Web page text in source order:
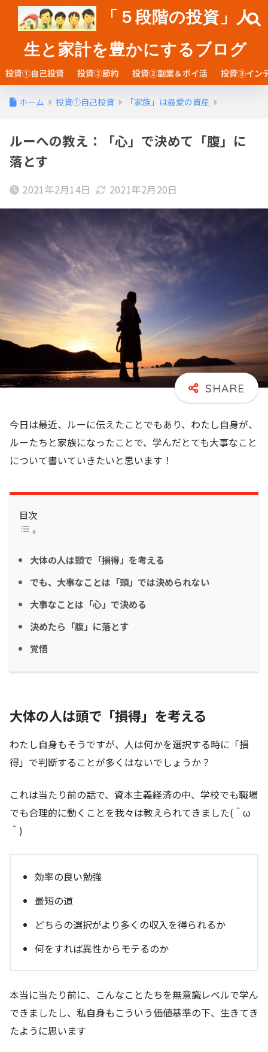
「５段階の投資」人
生と家計を豊かにするブログ
投資①自己投資 投資②節約 投資②副業＆ポイ活 投資③イン
ホーム 投資①自己投資 「家族」は最愛の資産
ルーへの教え：「心」で決めて「腹」に
落とす
2021年2月14日 2021年2月20日
今日は最近、ルーに伝えたことでもあり、わたし自身が、
ルーたちと家族になったことで、学んだとても大事なこと
について書いていきたいと思います！
目次
大体の人は頭で「損得」を考える
でも、大事なことは「頭」では決められない
大事なことは「心」で決める
決めたら「腹」に落とす
覚悟
大体の人は頭で「損得」を考える
わたし自身もそうですが、人は何かを選択する時に「損
得」で判断することが多くはないでしょうか？
これは当たり前の話で、資本主義経済の中、学校でも職場
でも合理的に動くことを我々は教えられてきました(＾ω
＾)
効率の良い勉強
最短の道
どちらの選択がより多くの収入を得られるか
何をすれば異性からモテるのか
本当に当たり前に、こんなことたちを無意識レベルで学ん
できましたし、私自身もこういう価値基準の下、生きてき
たように思います